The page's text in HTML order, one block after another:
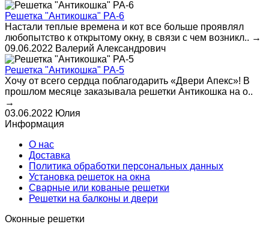
Решетка "Антикошка" РА-6
Настали теплые времена и кот все больше проявлял
любопытство к открытому окну, в связи с чем возникл.. →
09.06.2022 Валерий Александрович
Решетка "Антикошка" РА-5
Хочу от всего сердца поблагодарить «Двери Апекс»! В
прошлом месяце заказывала решетки Антикошка на о..
→
03.06.2022 Юлия
Информация
О нас
Доставка
Политика обработки персональных данных
Установка решеток на окна
Сварные или кованые решетки
Решетки на балконы и двери
Оконные решетки